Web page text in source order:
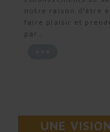
notre raison d’être
faire plaisir et
par…
UNE